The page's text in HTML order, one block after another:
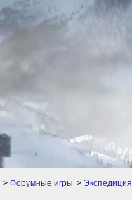
> Форумные игры > Экспедиция